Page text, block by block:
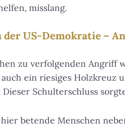
misslang.
der US-Demokratie –
zu verfolgenden Angriff
ein riesiges
Dieser Schulterschluss
betende Menschen